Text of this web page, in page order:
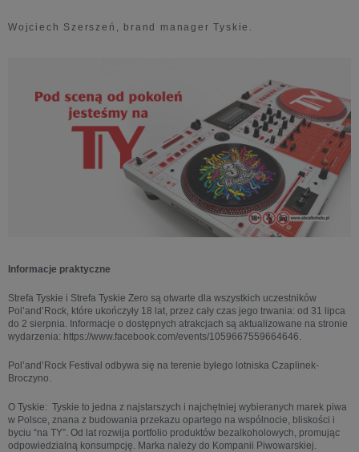
Wojciech Szerszeń, brand manager Tyskie.
Informacje praktyczne
Strefa Tyskie i Strefa Tyskie Zero są otwarte dla wszystkich uczestników
Pol’and’Rock, które ukończyły 18 lat, przez cały czas jego trwania: od 31 lipca
do 2 sierpnia. Informacje o dostępnych atrakcjach są aktualizowane na stronie
wydarzenia: https://www.facebook.com/events/1059667559664646.
Pol’and’Rock Festival odbywa się na terenie byłego lotniska Czaplinek-
Broczyno.
O Tyskie: Tyskie to jedna z najstarszych i najchętniej wybieranych marek piwa
w Polsce, znana z budowania przekazu opartego na wspólnocie, bliskości i
byciu “na TY”. Od lat rozwija portfolio produktów bezalkoholowych, promując
odpowiedzialną konsumpcję. Marka należy do Kompanii Piwowarskiej.